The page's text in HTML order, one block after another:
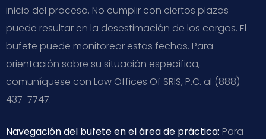
inicio del proceso. No cumplir con ciertos plazos
puede resultar en la desestimación de los cargos. El
bufete puede monitorear estas fechas. Para
orientación sobre su situación específica,
comuníquese con Law Offices Of SRIS, P.C. al (888)
437-7747.
Navegación del bufete en el área de práctica: Para